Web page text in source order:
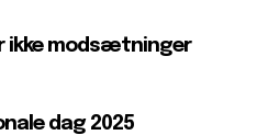
ikke modsætninger
dag 2025